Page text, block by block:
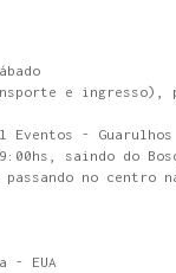
e ingresso),
- Guarulhos
saindo do
no centro
- EUA